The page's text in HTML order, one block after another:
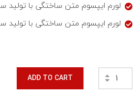
لورم ایپسوم متن ساختگی با تولید
لورم ایپسوم متن ساختگی با تولید
ADD TO CART